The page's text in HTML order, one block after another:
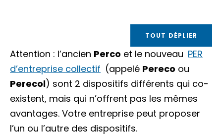
TOUT DÉPLIER
Attention : l’ancien Perco et le nouveau PER
d’entreprise collectif (appelé Pereco ou
Perecol) sont 2 dispositifs différents qui co-
existent, mais qui n’offrent pas les mêmes
avantages. Votre entreprise peut proposer
l’un ou l’autre des dispositifs.